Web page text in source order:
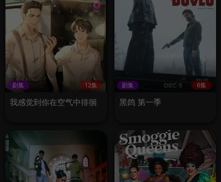
剧集 12集
我感觉到你在空气中徘徊
剧集 6集
黑鸽 第一季